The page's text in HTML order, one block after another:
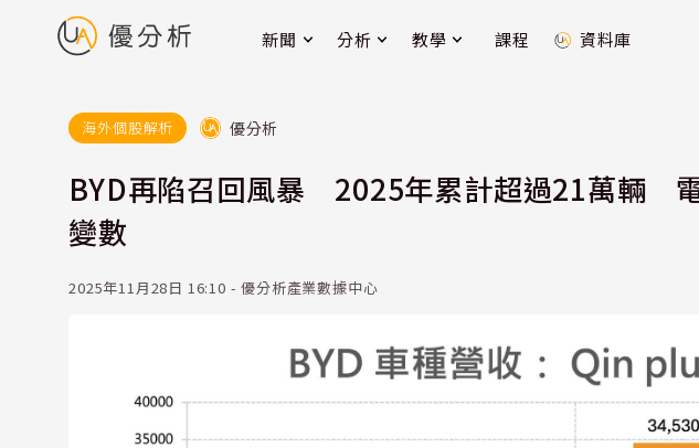
新聞 分析 教學 課程 資料庫
海外個股解析 優分析
BYD再陷召回風暴 2025年累計超過21萬輛
變數
2025年11月28日 16:10 - 優分析產業數據中心